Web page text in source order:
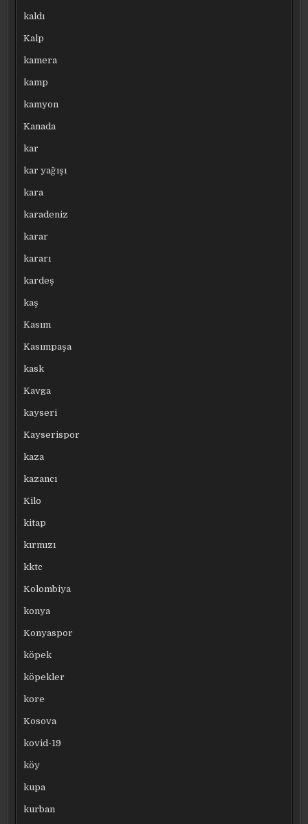
kaldı
Kalp
kamera
kamp
kamyon
Kanada
kar
kar yağışı
kara
karadeniz
karar
kararı
kardeş
kaş
Kasım
Kasımpaşa
kask
Kavga
kayseri
Kayserispor
kaza
kazancı
Kilo
kitap
kırmızı
kktc
Kolombiya
konya
Konyaspor
köpek
köpekler
kore
Kosova
kovid-19
köy
kupa
kurban